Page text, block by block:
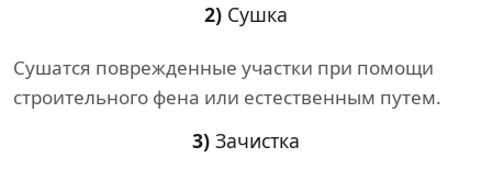
2) Сушка
Сушатся поврежденные участки при помощи
строительного фена или естественным путем.
3) Зачистка